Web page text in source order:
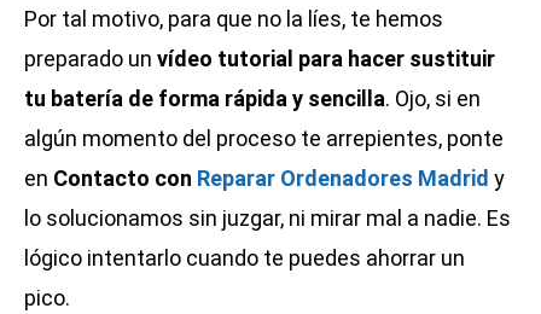
Por tal motivo, para que no la líes, te hemos
preparado un vídeo tutorial para hacer sustituir
tu batería de forma rápida y sencilla. Ojo, si en
algún momento del proceso te arrepientes, ponte
en Contacto con Reparar Ordenadores Madrid y
lo solucionamos sin juzgar, ni mirar mal a nadie. Es
lógico intentarlo cuando te puedes ahorrar un
pico.